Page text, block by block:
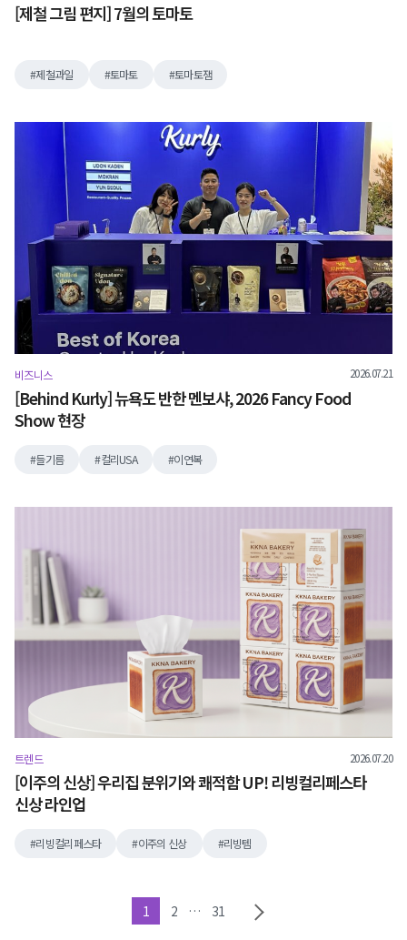
[제철 그림 편지] 7월의 토마토
제철과일 토마토 토마토잼
비즈니스 2026.07.21
[Behind Kurly] 뉴욕도 반한 멘보샤, 2026 Fancy Food
Show 현장
들기름 컬리USA 이연복
트렌드 2026.07.20
[이주의 신상] 우리집 분위기와 쾌적함 UP! 리빙컬리페스타
신상 라인업
리빙컬리페스타 이주의 신상 리빙템
1 2 … 31